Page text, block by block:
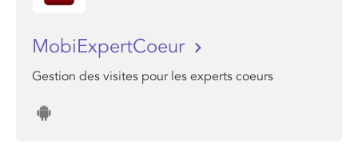
MobiExpertCoeur
Gestion des visites pour les experts coeurs